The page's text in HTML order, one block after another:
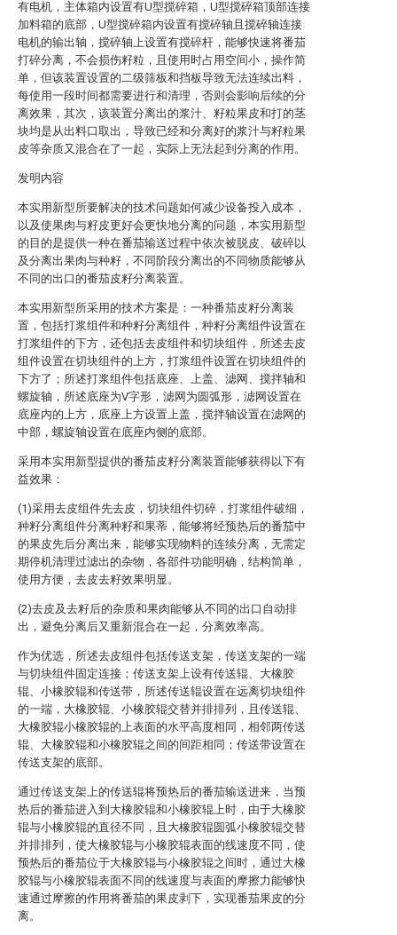
有电机，主体箱内设置有U型搅碎箱，U型搅碎箱顶部连接
加料箱的底部，U型搅碎箱内设置有搅碎轴且搅碎轴连接
电机的输出轴，搅碎轴上设置有搅碎杆，能够快速将番茄
打碎分离，不会损伤籽粒，且使用时占用空间小，操作简
单，但该装置设置的二级筛板和挡板导致无法连续出料，
每使用一段时间都需要进行和清理，否则会影响后续的分
离效果，其次，该装置分离出的浆汁、籽粒果皮和打的茎
块均是从出料口取出，导致已经和分离好的浆汁与籽粒果
皮等杂质又混合在了一起，实际上无法起到分离的作用。
发明内容
本实用新型所要解决的技术问题如何减少设备投入成本，
以及使果肉与籽皮更好会更快地分离的问题，本实用新型
的目的是提供一种在番茄输送过程中依次被脱皮、破碎以
及分离出果肉与种籽，不同阶段分离出的不同物质能够从
不同的出口的番茄皮籽分离装置。
本实用新型所采用的技术方案是：一种番茄皮籽分离装
置，包括打浆组件和种籽分离组件，种籽分离组件设置在
打浆组件的下方，还包括去皮组件和切块组件，所述去皮
组件设置在切块组件的上方，打浆组件设置在切块组件的
下方了；所述打浆组件包括底座、上盖、滤网、搅拌轴和
螺旋轴，所述底座为V字形，滤网为圆弧形，滤网设置在
底座内的上方，底座上方设置上盖，搅拌轴设置在滤网的
中部，螺旋轴设置在底座内侧的底部。
采用本实用新型提供的番茄皮籽分离装置能够获得以下有
益效果：
(1)采用去皮组件先去皮，切块组件切碎，打浆组件破细，
种籽分离组件分离种籽和果蒂，能够将经预热后的番茄中
的果皮先后分离出来，能够实现物料的连续分离，无需定
期停机清理过滤出的杂物，各部件功能明确，结构简单，
使用方便，去皮去籽效果明显。
(2)去皮及去籽后的杂质和果肉能够从不同的出口自动排
出，避免分离后又重新混合在一起，分离效率高。
作为优选，所述去皮组件包括传送支架，传送支架的一端
与切块组件固定连接；传送支架上设有传送辊、大橡胶
辊、小橡胶辊和传送带，所述传送辊设置在远离切块组件
的一端，大橡胶辊、小橡胶辊交替并排排列，且传送辊、
大橡胶辊小橡胶辊的上表面的水平高度相同，相邻两传送
辊、大橡胶辊和小橡胶辊之间的间距相同；传送带设置在
传送支架的底部。
通过传送支架上的传送辊将预热后的番茄输送进来，当预
热后的番茄进入到大橡胶辊和小橡胶辊上时，由于大橡胶
辊与小橡胶辊的直径不同，且大橡胶辊圆弧小橡胶辊交替
并排排列，使大橡胶辊与小橡胶辊表面的线速度不同，使
预热后的番茄位于大橡胶辊与小橡胶辊之间时，通过大橡
胶辊与小橡胶辊表面不同的线速度与表面的摩擦力能够快
速通过摩擦的作用将番茄的果皮剥下，实现番茄果皮的分
离。